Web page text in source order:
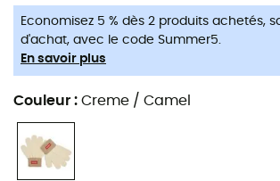
Economisez 5 % dès 2 produits achetés,
d'achat, avec le code Summer5.
En savoir plus
Couleur : Creme / Camel